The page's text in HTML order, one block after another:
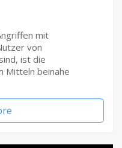
mit
von
ist die
Mitteln beinahe